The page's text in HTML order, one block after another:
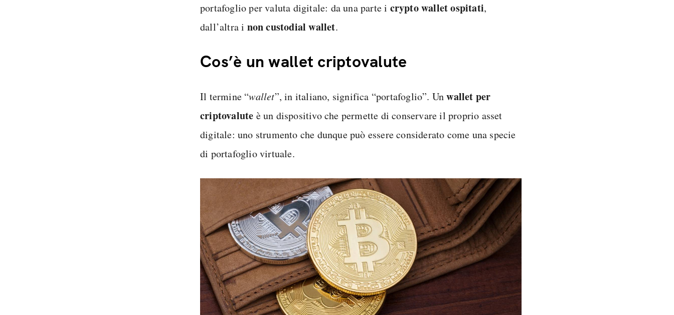
portafoglio per valuta digitale: da una parte i crypto wallet ospitati,
dall’altra i non custodial wallet.
Cos’è un wallet criptovalute
Il termine “wallet”, in italiano, significa “portafoglio”. Unwallet per
criptovalute è un dispositivo che permette di conservare il proprio asset
digitale: uno strumento che dunque può essere considerato come una specie
di portafoglio virtuale.